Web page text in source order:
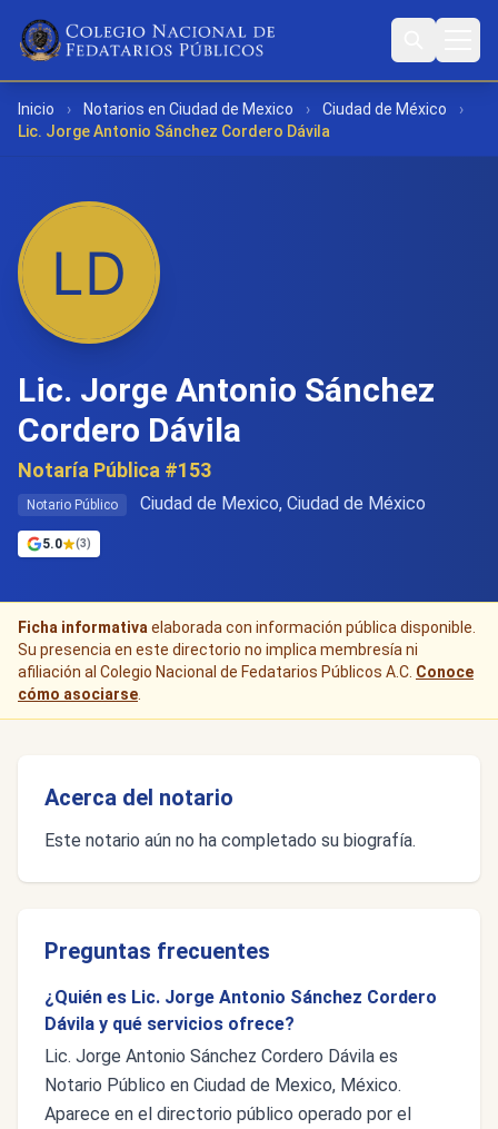
Inicio › Notarios en Ciudad de Mexico › Ciudad de México
›
Lic. Jorge Antonio Sánchez Cordero Dávila
Lic. Jorge Antonio Sánchez
Cordero Dávila
Notaría Pública #153
Notario Público Ciudad de Mexico, Ciudad de México
5.0 (3)
Ficha informativa elaborada con información pública disponible.
Su presencia en este directorio no implica membresía ni
afiliación al Colegio Nacional de Fedatarios Públicos A.C. Conoce
cómo asociarse
Acerca del notario
Este notario aún no ha completado su biografía.
Preguntas frecuentes
¿Quién es Lic. Jorge Antonio Sánchez Cordero
Dávila y qué servicios ofrece?
Lic. Jorge Antonio Sánchez Cordero Dávila es
Notario Público en Ciudad de Mexico, México.
Aparece en el directorio público operado por el